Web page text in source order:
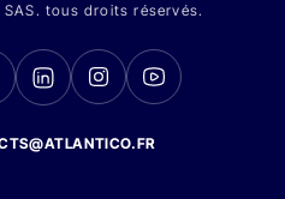
tous droits réservés.